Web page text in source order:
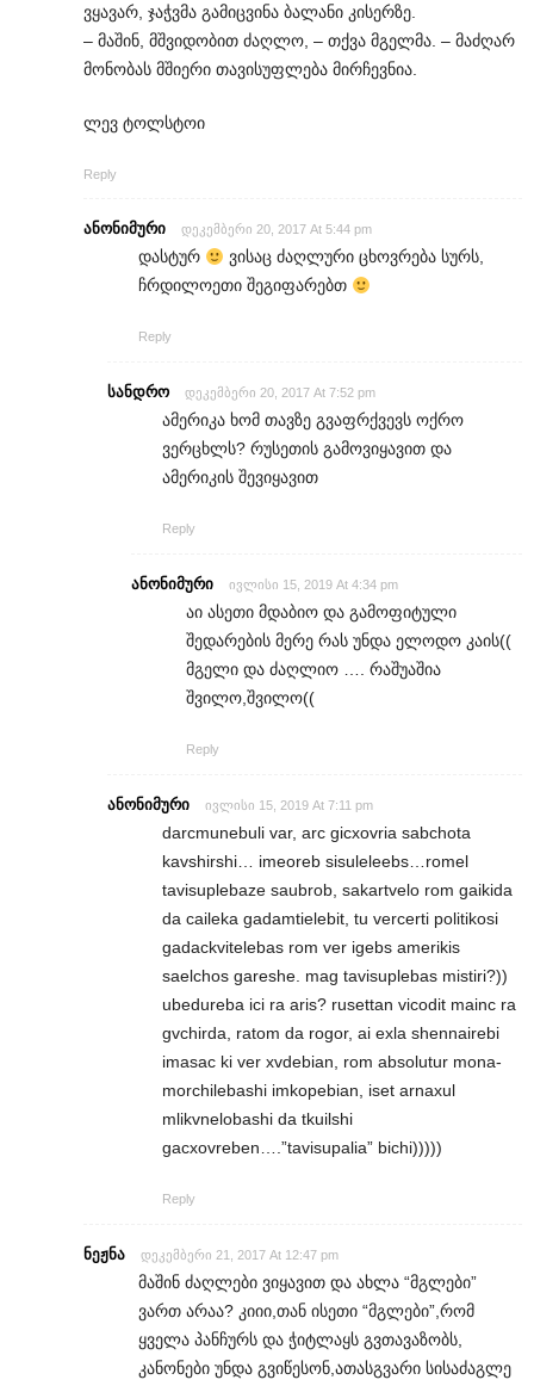
ვყავარ, ჯაჭვმა გამიცვინა ბალანი კისერზე.
– მაშინ, მშვიდობით ძაღლო, – თქვა მგელმა. – მაძღარ
მონობას მშიერი თავისუფლება მირჩევნია.
ლევ ტოლსტოი
Reply
ანონიმური დეკემბერი 20, 2017 At 5:44 pm
დასტურ
ვისაც ძაღლური ცხოვრება სურს,
ჩრდილოეთი შეგიფარებთ
Reply
სანდრო დეკემბერი 20, 2017 At 7:52 pm
ამერიკა ხომ თავზე გვაფრქვევს ოქრო
ვერცხლს? რუსეთის გამოვიყავით და
ამერიკის შევიყავით
Reply
ანონიმური ივლისი 15, 2019 At 4:34 pm
აი ასეთი მდაბიო და გამოფიტული
შედარების მერე რას უნდა ელოდო კაის((
მგელი და ძაღლიო …. რაშუაშია
შვილო,შვილო((
Reply
ანონიმური ივლისი 15, 2019 At 7:11 pm
darcmunebuli var, arc gicxovria sabchota
kavshirshi… imeoreb sisuleleebs…romel
tavisuplebaze saubrob, sakartvelo rom gaikida
da caileka gadamtielebit, tu vercerti politikosi
gadackvitelebas rom ver igebs amerikis
saelchos gareshe. mag tavisuplebas mistiri?))
ubedureba ici ra aris? rusettan vicodit mainc ra
gvchirda, ratom da rogor, ai exla shennairebi
imasac ki ver xvdebian, rom absolutur mona-
morchilebashi imkopebian, iset arnaxul
mlikvnelobashi da tkuilshi
gacxovreben….”tavisupalia” bichi)))))
Reply
ნეჟნა დეკემბერი 21, 2017 At 12:47 pm
მაშინ ძაღლები ვიყავით და ახლა “მგლები”
ვართ არაა? კიიი,თან ისეთი “მგლები”,რომ
ყველა პანჩურს და ჭიტლაყს გვთავაზობს,
კანონები უნდა გვიწესონ,ათასგვარი სისაძაგლე